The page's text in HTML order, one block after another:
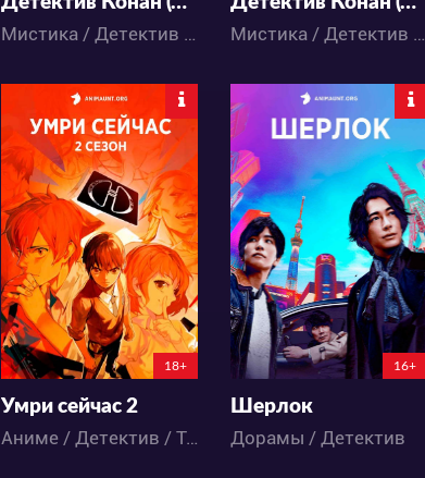
Мистика / Детектив / Драма / Комедия / Приключения / Сёнэн / Школа / Аниме Мистика / Детектив / Комедия / Приключения / Сёнэн / Аниме
5314
16 0
18+
Умри сейчас 2
Аниме / Детектив / Триллер / Фантастика
4342
3 6
16+
Шерлок
Дорамы / Детектив